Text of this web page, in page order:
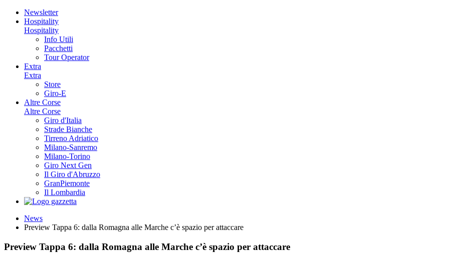
Newsletter
Hospitality
Hospitality
Info Utili
Pacchetti
Tour Operator
Extra
Extra
Store
Giro-E
Altre Corse
Altre Corse
Giro d'Italia
Strade Bianche
Tirreno Adriatico
Milano-Sanremo
Milano-Torino
Giro Next Gen
Il Giro d'Abruzzo
GranPiemonte
Il Lombardia
News
Preview Tappa 6: dalla Romagna alle Marche c’è spazio per attaccare
Preview Tappa 6: dalla Romagna alle Marche c’è spazio per attaccare